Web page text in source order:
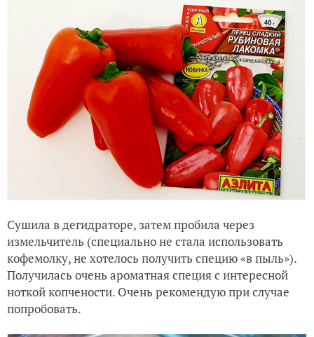
Сушила в дегидраторе, затем пробила через
измельчитель (специально не стала использовать
кофемолку, не хотелось получить специю «в пыль»).
Получилась очень ароматная специя с интересной
ноткой копчености. Очень рекомендую при случае
попробовать.